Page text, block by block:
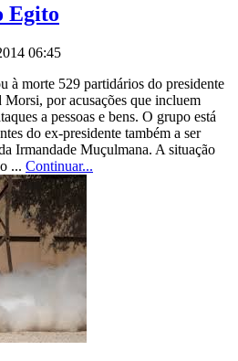
Egito
06:45
à morte 529 partidários do presidente
por acusações que incluem
a pessoas e bens. O grupo está
do ex-presidente também a ser
Irmandade Muçulmana. A situação
... Continuar...